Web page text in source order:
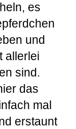
es
und
allerlei
sind.
das
mal
erstaunt